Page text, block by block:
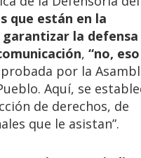
que están en la
la defensa
, “no,
por la
Aquí, se
de derechos, de
que le asistan”.